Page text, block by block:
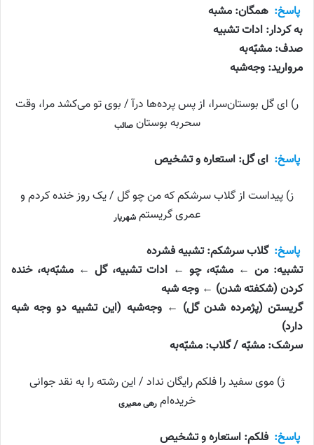
پاسخ: همگان: مشبه
به کردار: ادات تشبیه
صدف: مشبّه‌به
مروارید: وجه‌شبه
ر) ای گل بوستان‌سرا، از پس پرده‌ها درآ / بوی تو می‌کشد مرا، وقت
سحربه بوستانصائب
پاسخ: ای گل: استعاره و تشخیص
ز) پیداست از گلاب سرشکم که من چو گل / یک روز خنده کردم و
عمری گریستم شهریار
پاسخ: گلاب سرشکم: تشبیه فشرده
تشبیه: من ← مشبّه، چو ← ادات تشبیه، گل ← مشبّه‌به، خنده
کردن (شکفته شدن) ← وجه شبه
گریستن (پژمرده شدن گل) ← وجه‌شبه (این تشبیه دو وجه شبه
دارد)
سرشک: مشبّه / گلاب: مشبّه‌به
ژ) موی سفید را فلکم رایگان نداد / این رشته را به نقد جوانی
خریده‌ام رهی معیری
پاسخ: فلکم: استعاره و تشخیص